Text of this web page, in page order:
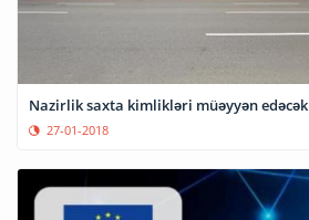
Nazirlik saxta kimlikləri müəyyən edəcək
27-01-2018